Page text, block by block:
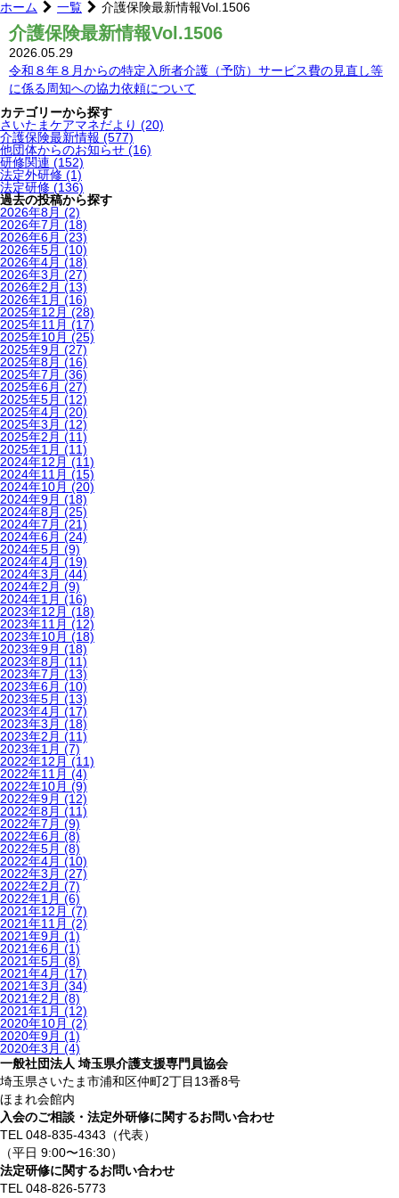
ホーム 一覧 介護保険最新情報Vol.1506
介護保険最新情報Vol.1506
2026.05.29
令和８年８月からの特定入所者介護（予防）サービス費の見直し等
に係る周知への協力依頼について
カテゴリーから探す
さいたまケアマネだより (20)
介護保険最新情報 (577)
他団体からのお知らせ (16)
研修関連 (152)
法定外研修 (1)
法定研修 (136)
過去の投稿から探す
2026年8月 (2)
2026年7月 (18)
2026年6月 (23)
2026年5月 (10)
2026年4月 (18)
2026年3月 (27)
2026年2月 (13)
2026年1月 (16)
2025年12月 (28)
2025年11月 (17)
2025年10月 (25)
2025年9月 (27)
2025年8月 (16)
2025年7月 (36)
2025年6月 (27)
2025年5月 (12)
2025年4月 (20)
2025年3月 (12)
2025年2月 (11)
2025年1月 (11)
2024年12月 (11)
2024年11月 (15)
2024年10月 (20)
2024年9月 (18)
2024年8月 (25)
2024年7月 (21)
2024年6月 (24)
2024年5月 (9)
2024年4月 (19)
2024年3月 (44)
2024年2月 (9)
2024年1月 (16)
2023年12月 (18)
2023年11月 (12)
2023年10月 (18)
2023年9月 (18)
2023年8月 (11)
2023年7月 (13)
2023年6月 (10)
2023年5月 (13)
2023年4月 (17)
2023年3月 (18)
2023年2月 (11)
2023年1月 (7)
2022年12月 (11)
2022年11月 (4)
2022年10月 (9)
2022年9月 (12)
2022年8月 (11)
2022年7月 (9)
2022年6月 (8)
2022年5月 (8)
2022年4月 (10)
2022年3月 (27)
2022年2月 (7)
2022年1月 (6)
2021年12月 (7)
2021年11月 (2)
2021年9月 (1)
2021年6月 (1)
2021年5月 (8)
2021年4月 (17)
2021年3月 (34)
2021年2月 (8)
2021年1月 (12)
2020年10月 (2)
2020年9月 (1)
2020年3月 (4)
一般社団法人 埼玉県介護支援専門員協会
埼玉県さいたま市浦和区仲町2丁目13番8号
ほまれ会館内
入会のご相談・法定外研修に関するお問い合わせ
TEL 048-835-4343（代表）
（平日 9:00〜16:30）
法定研修に関するお問い合わせ
TEL 048-826-5773